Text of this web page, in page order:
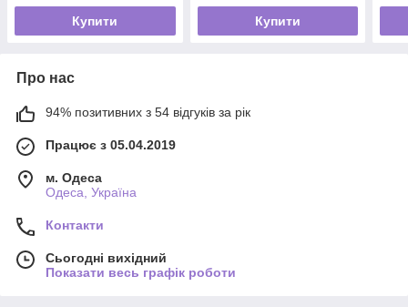
Купити Купити
Про нас
94% позитивних з 54 відгуків за рік
Працює з 05.04.2019
м. Одеса
Одеса, Україна
Контакти
Сьогодні вихідний
Показати весь графік роботи